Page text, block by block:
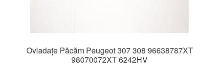
Ovladațe Păcăm Peugeot 307 308 96638787XT
98070072XT 6242HV